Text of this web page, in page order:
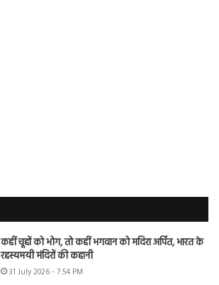
कहीं चूहों को भोग, तो कहीं भगवान को मदिरा अर्पित, भारत के
रहस्यमयी मंदिरों की कहानी
31 July 2026 - 7:54 PM